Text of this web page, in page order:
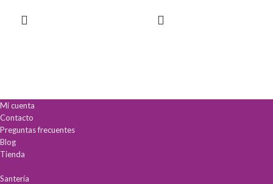
espíritus malignos.
Protección emocional:
Mi cuenta
Contacto
Preguntas frecuentes
Blog
Tienda
Santería